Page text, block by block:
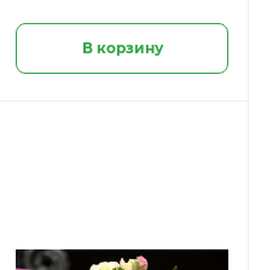
В корзину